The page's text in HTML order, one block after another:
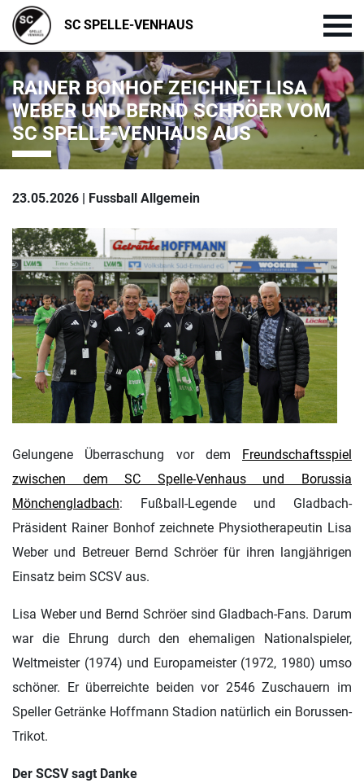
SC SPELLE-VENHAUS
RAINER BONHOF ZEICHNET LISA
WEBER UND BERND SCHRÖER VOM
SC SPELLE-VENHAUS AUS
23.05.2026 | Fussball Allgemein
Gelungene Überraschung vor dem
Freundschaftsspiel
zwischen dem SC Spelle-Venhaus und Borussia
Mönchengladbach: Fußball-Legende und Gladbach-
Präsident Rainer Bonhof zeichnete Physiotherapeutin Lisa
Weber und Betreuer Bernd Schröer für ihren langjährigen
Einsatz beim SCSV aus.
Lisa Weber und Bernd Schröer sind Gladbach-Fans. Darum
war die Ehrung durch den ehemaligen Nationalspieler,
Weltmeister (1974) und Europameister (1972, 1980) umso
schöner. Er überreichte beiden vor 2546 Zuschauern im
Speller Getränke Hoffmann Stadion natürlich ein Borussen-
Trikot.
Der SCSV sagt Danke